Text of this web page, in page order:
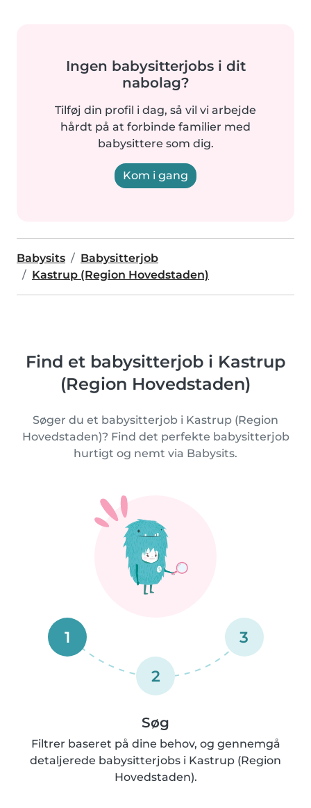
Ingen babysitterjobs i dit
nabolag?
Tilføj din profil i dag, så vil vi arbejde
hårdt på at forbinde familier med
babysittere som dig.
Kom i gang
Babysits
Babysitterjob
Kastrup (Region Hovedstaden)
Find et babysitterjob i Kastrup
(Region Hovedstaden)
Søger du et babysitterjob i Kastrup (Region
Hovedstaden)? Find det perfekte babysitterjob
hurtigt og nemt via Babysits.
1
2
3
Søg
Filtrer baseret på dine behov, og gennemgå
detaljerede babysitterjobs i Kastrup (Region
Hovedstaden).